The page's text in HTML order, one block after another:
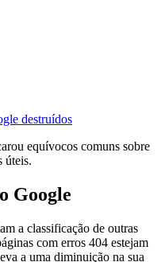
destruídos
equívocos comuns sobre
úteis.
Google
a classificação de outras
com erros 404 estejam
a uma diminuição na sua